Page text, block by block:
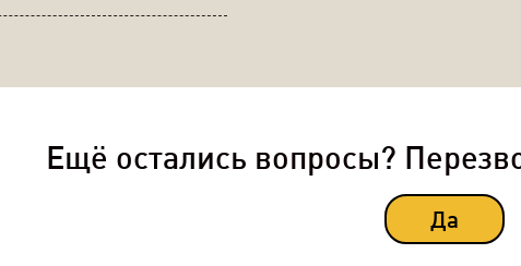
Ещё остались вопросы?
Да